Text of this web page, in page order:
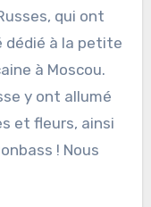
qui ont
dédié à la petite
à Moscou.
y ont allumé
et fleurs, ainsi
! Nous